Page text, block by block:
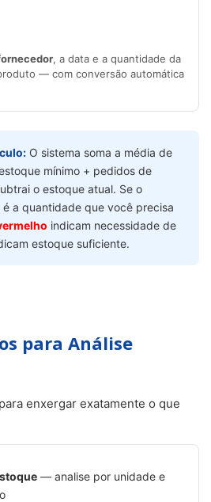
, a data e a quantidade da
— com conversão automática
O sistema soma a média de
mínimo + pedidos de
o estoque atual. Se o
a quantidade que você precisa
indicam necessidade de
estoque suficiente.
para Análise
enxergar exatamente o que
— analise por unidade e